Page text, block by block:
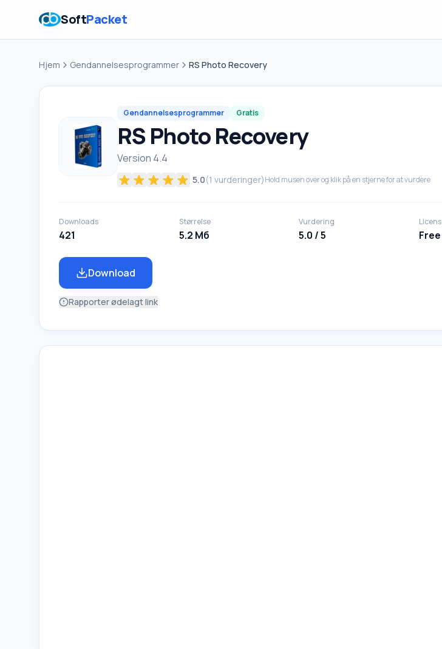
SoftPacket
Hjem Gendannelsesprogrammer RS Photo Recovery
Gendannelsesprogrammer Gratis
RS Photo Recovery
Version 4.4
5.0(1 vurderinger)Hold musen over og klik på en stjerne for at vurdere
Downloads
421
Størrelse
5.2 Мб
Vurdering
5.0 / 5
Licens
Free
Download
Rapporter ødelagt link